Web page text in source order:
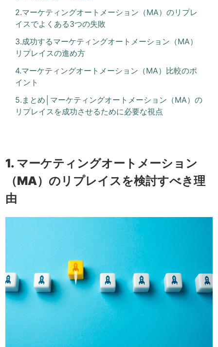
2.マーケティングオートメーション（MA）のリプレ
イスでよくある3つの失敗
3.成功するマーケティングオートメーション（MA）
リプレイスの進め方
4.マーケティングオートメーション（MA）比較のポ
イント
5.まとめ│マーケティングオートメーション（MA）の
リプレイスを成功させるために必要な視点
1. マーケティングオートメーション
（MA）のリプレイスを検討すべき理
由